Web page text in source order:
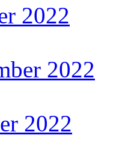
2022
2022
2022